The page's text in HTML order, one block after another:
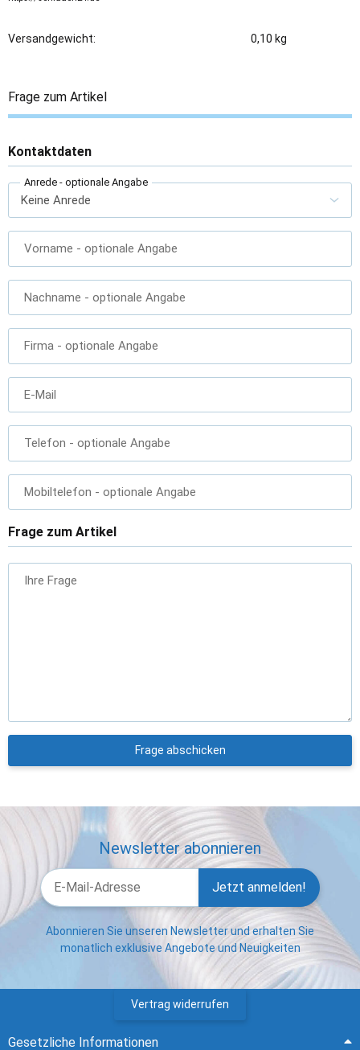
Versandgewicht: 0,10 kg
Frage zum Artikel
Kontaktdaten
Anrede - optionale Angabe
Vorname - optionale Angabe
Nachname - optionale Angabe
Firma - optionale Angabe
E-Mail
Telefon - optionale Angabe
Mobiltelefon - optionale Angabe
Frage zum Artikel
Ihre Frage
Frage abschicken
Newsletter abonnieren
Jetzt anmelden!
Abonnieren Sie unseren Newsletter und erhalten Sie
monatlich exklusive Angebote und Neuigkeiten
Vertrag widerrufen
Gesetzliche Informationen